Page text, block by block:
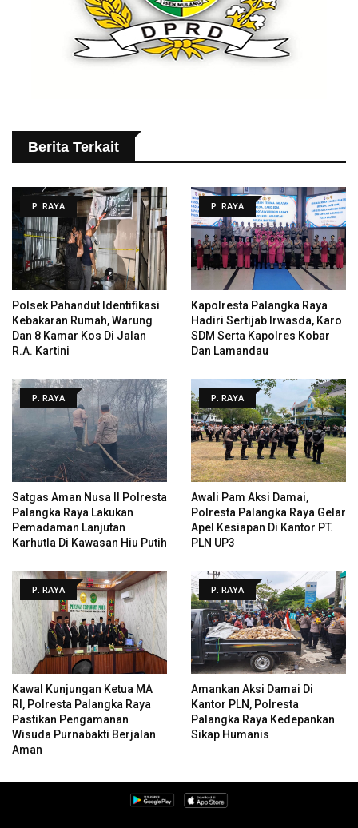
Berita Terkait
P. RAYA
Polsek Pahandut Identifikasi
Kebakaran Rumah, Warung
Dan 8 Kamar Kos Di Jalan
R.A. Kartini
P. RAYA
Kapolresta Palangka Raya
Hadiri Sertijab Irwasda, Karo
SDM Serta Kapolres Kobar
Dan Lamandau
P. RAYA
Satgas Aman Nusa II Polresta
Palangka Raya Lakukan
Pemadaman Lanjutan
Karhutla Di Kawasan Hiu Putih
P. RAYA
Awali Pam Aksi Damai,
Polresta Palangka Raya Gelar
Apel Kesiapan Di Kantor PT.
PLN UP3
P. RAYA
Kawal Kunjungan Ketua MA
RI, Polresta Palangka Raya
Pastikan Pengamanan
Wisuda Purnabakti Berjalan
Aman
P. RAYA
Amankan Aksi Damai Di
Kantor PLN, Polresta
Palangka Raya Kedepankan
Sikap Humanis